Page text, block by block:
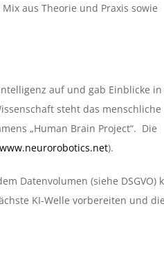
aus Theorie und Praxis sowie
auf und gab Einblicke in
steht das menschliche
„Human Brain Project“. Die
www.neurorobotics.net).
Datenvolumen (siehe DSGVO)
KI-Welle vorbereiten und